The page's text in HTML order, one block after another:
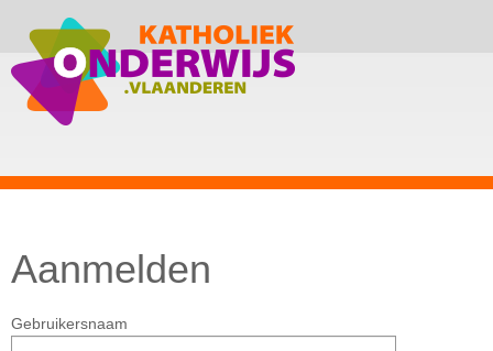
Aanmelden
Gebruikersnaam